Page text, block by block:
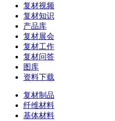
复材视频
复材知识
产品库
复材展会
复材工作
复材问答
图库
资料下载
复材制品
纤维材料
基体材料